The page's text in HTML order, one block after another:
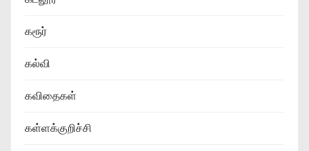
கரூர்
கல்வி
கவிதைகள்
கள்ளக்குறிச்சி